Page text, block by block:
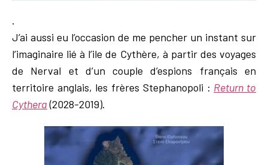
.
J’ai aussi eu l’occasion de me pencher un instant sur
l’imaginaire lié à l’ile de Cythère, à partir des voyages
de Nerval et d’un couple d’espions français en
territoire anglais, les frères Stephanopoli : Return to
Cythera(2028-2019).